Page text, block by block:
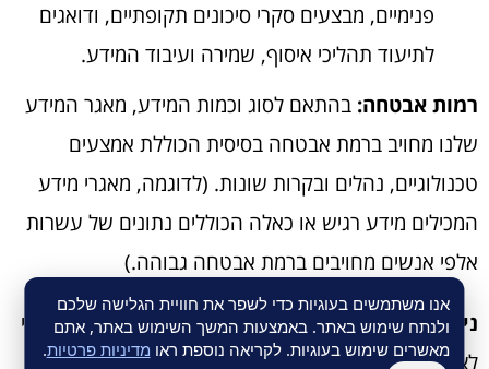
פנימיים, מבצעים סקרי סיכונים תקופתיים, ודואגים
לתיעוד תהליכי איסוף, שמירה ועיבוד המידע.
רמות אבטחה: בהתאם לסוג וכמות המידע, מאגר המידע
שלנו מחויב ברמת אבטחה בסיסית הכוללת אמצעים
טכנולוגיים, נהלים ובקרות שונות. (לדוגמה, מאגרי מידע
המכילים מידע רגיש או כאלה הכוללים נתונים של עשרות
אלפי אנשים מחויבים ברמת אבטחה גבוהה.)
ניהול הרשאות וזיהוי: אנו מנהלים הרשאות מדורגות כדי
לצמצם סיכונים ומשתמשים באמצעי זיהוי ואימות, כגון
אנו משתמשים בעוגיות כדי לשפר את חוויית הגלישה שלכם
ולנתח שימוש באתר. באמצעות המשך השימוש באתר, אתם
מאשרים שימוש בעוגיות. לקריאה נוספת ראו מדיניות פרטיות.